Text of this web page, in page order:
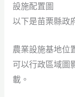
設施配置圖
以下是苗栗縣政
農業設施基地位
可以行政區域圖
載。